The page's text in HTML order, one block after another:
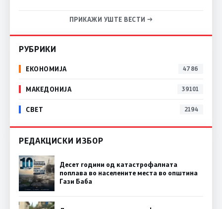
ПРИКАЖИ УШТЕ ВЕСТИ →
РУБРИКИ
ЕКОНОМИЈА 4786
МАКЕДОНИЈА 39101
СВЕТ 2194
РЕДАКЦИСКИ ИЗБОР
Десет години од катастрофалната
поплава во населените места во општина
Гази Баба